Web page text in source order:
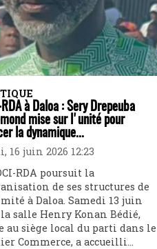
RDA à Daloa : Sery Drepeuba
mise sur l'unité pour
la dynamique...
16 juin 2026 12:23
RDA poursuit la
de ses structures de
à Daloa. Samedi 13 juin
la salle Henry Konan Bédié,
au siège local du parti dans le
Commerce, a accueilli...